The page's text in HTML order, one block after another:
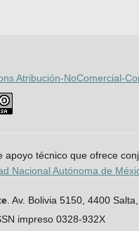
Atribución-NoComercial-
apoyo técnico que ofrece
Nacional Autónoma de
. Av. Bolivia 5150, 4400 Salta,
impreso 0328-932X